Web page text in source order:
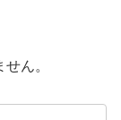
ん。